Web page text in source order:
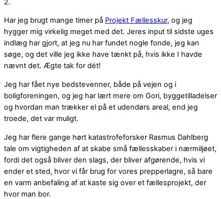
2.
Har jeg brugt mange timer på Projekt Fællesskur, og jeg
hygger mig virkelig meget med det. Jeres input til sidste uges
indlæg har gjort, at jeg nu har fundet nogle fonde, jeg kan
søge, og det ville jeg ikke have tænkt på, hvis ikke I havde
nævnt det. Ægte tak for dét!
Jeg har fået nye bedstevenner, både på vejen og i
boligforeningen, og jeg har lært mere om Gori, byggetilladelser
og hvordan man trækker el på et udendørs areal, end jeg
troede, det var muligt.
Jeg har flere gange hørt katastrofeforsker Rasmus Dahlberg
tale om vigtigheden af at skabe små fællesskaber i nærmiljøet,
fordi det også bliver den slags, der bliver afgørende, hvis vi
ender et sted, hvor vi får brug for vores prepperlagre, så bare
en varm anbefaling af at kaste sig over et fællesprojekt, der
hvor man bor.